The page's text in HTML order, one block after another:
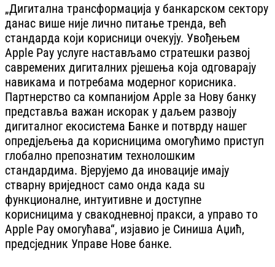
„Дигитална трансформација у банкарском сектору
данас више није лично питање тренда, већ
стандарда који корисници очекују. Увођењем
Apple Pay услуге настављамо стратешки развој
савремених дигиталних рјешења која одговарају
навикама и потребама модерног корисника.
Партнерство са компанијом Apple за Нову банку
представља важан искорак у даљем развоју
дигиталног екосистема Банке и потврду нашег
опредјељења да корисницима омогућимо приступ
глобално препознатим технолошким
стандардима. Вјерујемо да иновације имају
стварну вриједност само онда када su
функционалне, интуитивне и доступне
корисницима у свакодневној пракси, а управо то
Apple Pay омогућава“, изјавио је Синиша Аџић,
предсједник Управе Нове банке.